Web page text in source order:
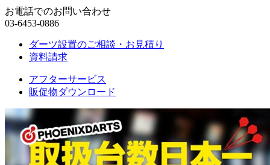
お電話でのお問い合わせ
03-6453-0886
ダーツ設置のご相談・お見積り
資料請求
アフターサービス
販促物ダウンロード